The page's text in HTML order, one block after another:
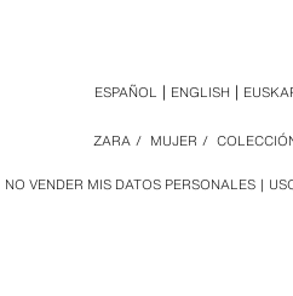
NO VENDER MIS DATOS PERSONALES
ZARA / MUJER /
ESPAÑOL ENGLISH